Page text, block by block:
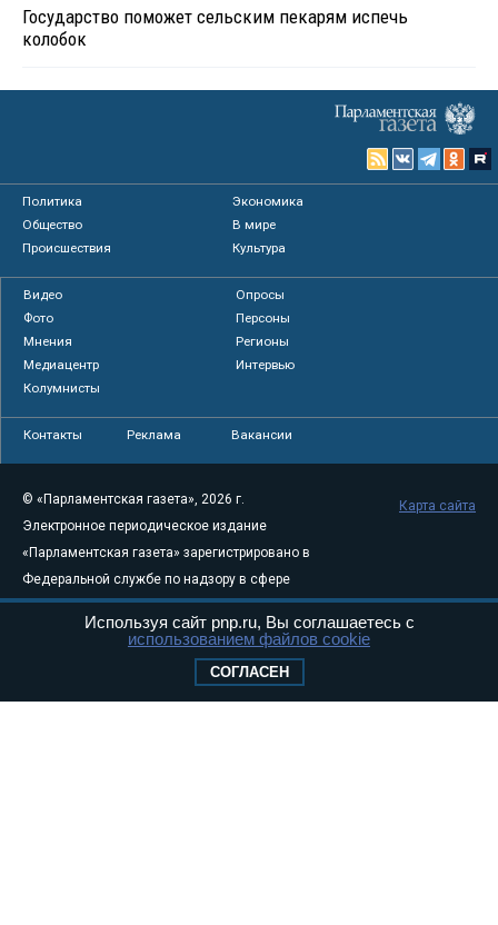
Государство поможет сельским пекарям испечь
колобок
Политика
Экономика
Общество
В мире
Происшествия
Культура
Видео
Опросы
Фото
Персоны
Мнения
Регионы
Медиацентр
Интервью
Колумнисты
Контакты Реклама Вакансии
© «Парламентская газета», 2026 г.
Электронное периодическое издание
«Парламентская газета» зарегистрировано в
Федеральной службе по надзору в сфере
связи, информационных технологий и
массовых коммуникаций (Роскомнадзор) 05
Свидетельство о регистрации Эл № ФС77-
Карта сайта
Используя сайт pnp.ru, Вы соглашаетесь с
использованием файлов cookie
СОГЛАСЕН